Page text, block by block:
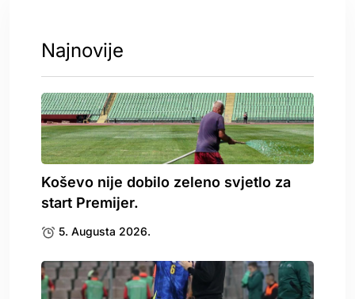
Najnovije
Koševo nije dobilo zeleno svjetlo za
start Premijer.
5. Augusta 2026.